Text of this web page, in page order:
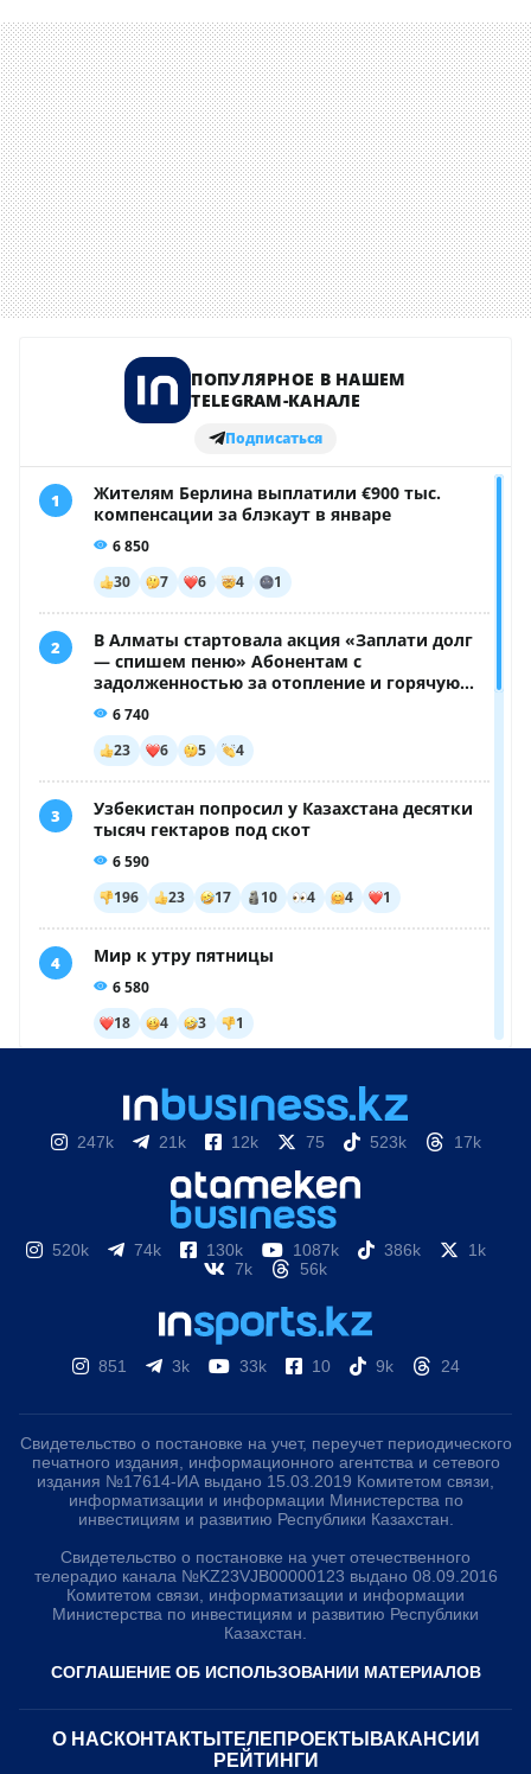
247k 21k 12k 75 523k 17k
520k 74k 130k 1087k 386k
1k
7k
56k
851 3k 33k 10 9k 24
Свидетельство о постановке на учет, переучет периодического
печатного издания, информационного агентства и сетевого
издания №17614-ИА выдано 15.03.2019 Комитетом связи,
информатизации и информации Министерства по
инвестициям и развитию Республики Казахстан.
Свидетельство о постановке на учет отечественного
телерадио канала №KZ23VJB00000123 выдано 08.09.2016
Комитетом связи, информатизации и информации
Министерства по инвестициям и развитию Республики
Казахстан.
СОГЛАШЕНИЕ ОБ ИСПОЛЬЗОВАНИИ МАТЕРИАЛОВ
О НАС КОНТАКТЫ ТЕЛЕПРОЕКТЫ ВАКАНСИИ
РЕЙТИНГИ